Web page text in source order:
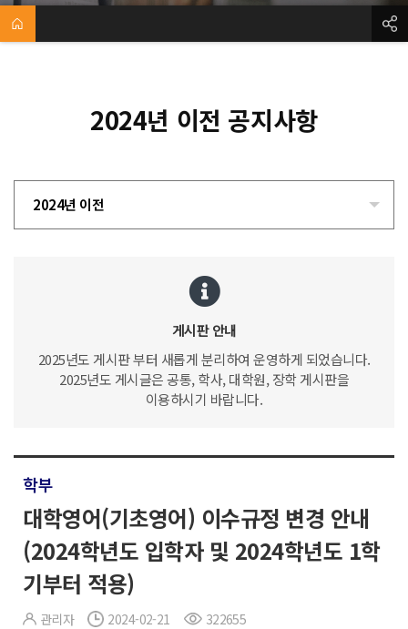
2024년 이전 공지사항
2024년 이전
게시판 안내
2025년도 게시판 부터 새롭게 분리하여 운영하게 되었습니다.
2025년도 게시글은 공통, 학사, 대학원, 장학 게시판을
이용하시기 바랍니다.
학부
대학영어(기초영어) 이수규정 변경 안내
(2024학년도 입학자 및 2024학년도 1학
기부터 적용)
관리자 2024-02-21 322655